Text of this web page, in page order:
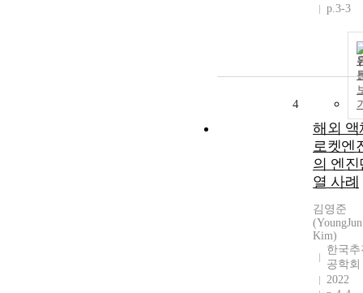
p.3-3
4
해외 액
로켓엔
의 엔진
열 사례
김영준
(YoungJun
Kim)
한국추
공학회
2022